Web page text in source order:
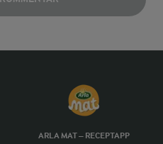
ARLA MAT – RECEPTAPP